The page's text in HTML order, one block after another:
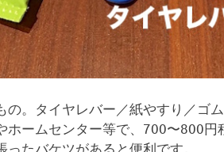
の。タイヤレバー／紙やすり／ゴ
ホームセンター等で、700〜800
たバケツがあると便利です。